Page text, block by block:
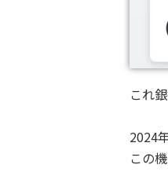
これ
2024
この